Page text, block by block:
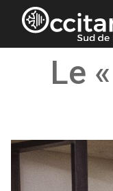
Panneau de gestion
Le